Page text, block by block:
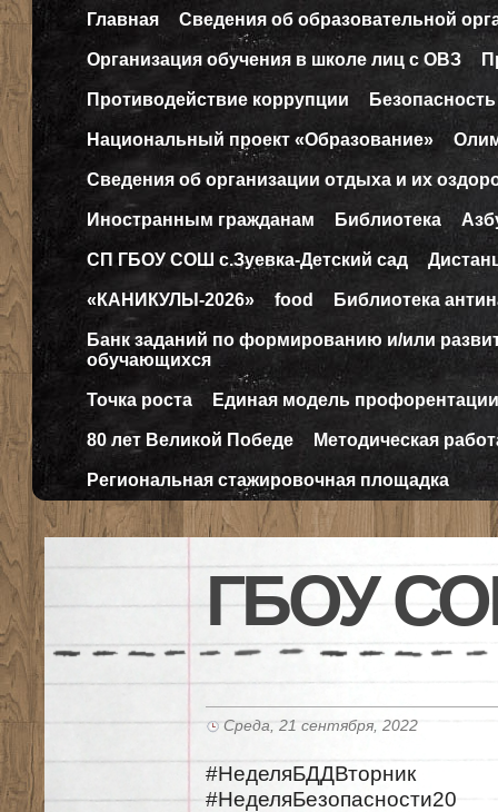
Главная Сведения об образовательной
Организация обучения в школе лиц с ОВЗ
Противодействие коррупции Безопасность
Национальный проект «Образование»
Сведения об организации отдыха и их
Иностранным гражданам Библиотека
СП ГБОУ СОШ с.Зуевка-Детский сад
«КАНИКУЛЫ-2026» food Библиотека
Банк заданий по формированию и/или
обучающихся
Точка роста Единая модель профорентации
80 лет Великой Победе Методическая
Региональная стажировочная площадка
ГБОУ
Среда, 21 сентября, 2022
#НеделяБезопасности20